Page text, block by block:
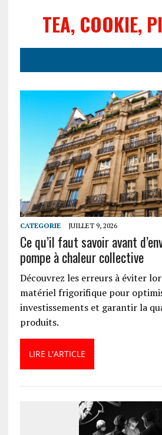
TEA, COOKIE,
CATEGORIE JUILLET 9, 2026
Ce qu’il faut savoir avant
pompe à chaleur collective
Découvrez les erreurs à éviter
matériel frigorifique pour
investissements et garantir la
produits.
LIRE L'ARTICLE